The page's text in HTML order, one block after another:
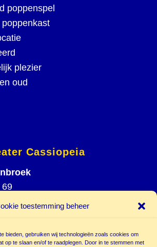
toestemming beheer
bieden, gebruiken wij technologieën zoals cookies om
op te slaan en/of te raadplegen. Door in te stemmen met
poppenspel
plezier
oud
Cassiopeia
69
61